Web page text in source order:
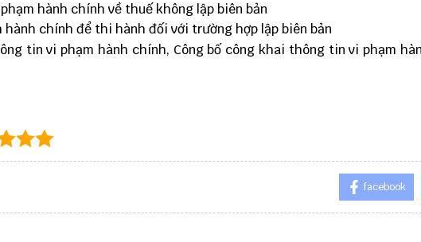
hành chính về thuế không lập biên bản
chính để thi hành đối với trường hợp lập biên bản
tin vi phạm hành chính, Công bố công khai thông tin vi phạm
facebook